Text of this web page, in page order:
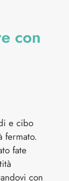
con
e cibo
fermato.
fate
con